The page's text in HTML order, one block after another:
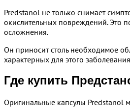
Predstanol не только снимает
окислительных повреждений. Это
осложнения.
Он приносит столь необходимое
характерных для этого
Где купить
Оригинальные капсулы Predstanol